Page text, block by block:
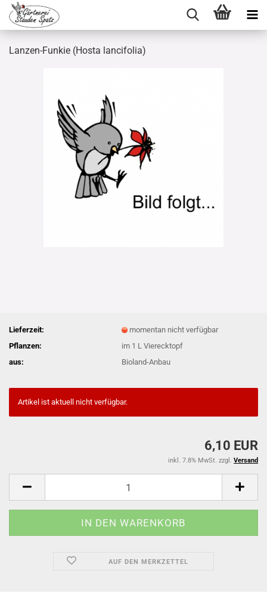
Lanzen-Funkie (Hosta lancifolia)
Lieferzeit:
momentan nicht verfügbar
Pflanzen:
im 1 L Vierecktopf
aus:
Bioland-Anbau
Artikel ist aktuell nicht verfügbar.
6,10 EUR
inkl. 7.8% MwSt. zzgl. Versand
AUF DEN MERKZETTEL